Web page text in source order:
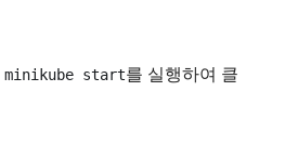
minikube start를 실행하여 클